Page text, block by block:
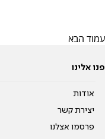
עמוד הבא
פנו אלינו
אודות
יצירת קשר
פרסמו אצלנו